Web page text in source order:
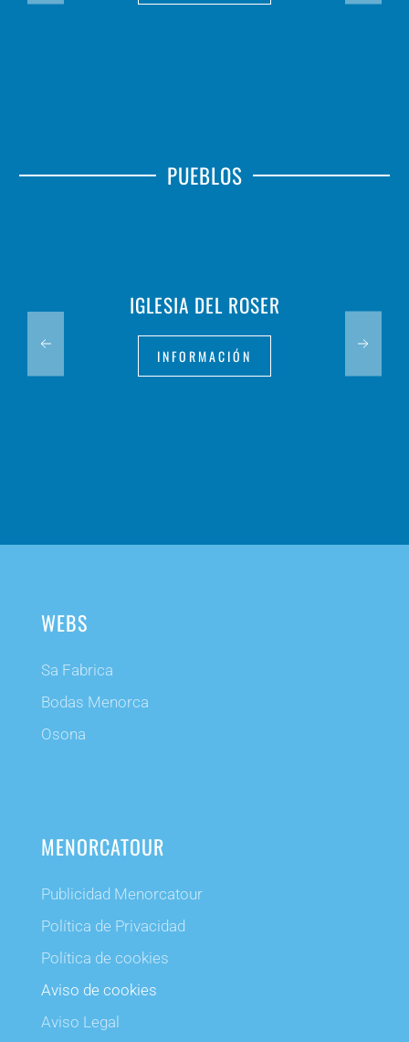
PUEBLOS
IGLESIA DEL ROSER
INFORMACIÓN
WEBS
Sa Fabrica
Bodas Menorca
Osona
MENORCATOUR
Publicidad Menorcatour
Política de Privacidad
Política de cookies
Aviso de cookies
Aviso Legal